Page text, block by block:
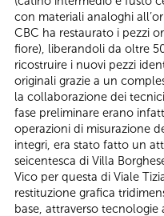
con materiali analoghi
CBC ha restaurato i pezzi
fiore), liberandoli da oltre
ricostruire i nuovi pezzi
originali grazie a un
la collaborazione dei
fase preliminare erano
operazioni di misurazione
integri, era stato fatto un
seicentesca di Villa
Vico per questa di Viale
restituzione grafica
base, attraverso